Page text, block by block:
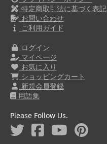
特定商取引法に基づく表記
お問い合わせ
ご利用ガイド
ログイン
マイページ
お気に入り
ショッピングカート
新規会員登録
用語集
Please Follow Us.